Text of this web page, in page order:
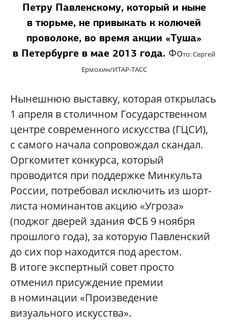
Петру Павленскому, который и ныне
в тюрьме, не привыкать к колючей
проволоке, во время акции «Туша»
в Петербурге в мае 2013 года. Фото: Сергей
Ермохин/ИТАР-ТАСС
Нынешнюю выставку, которая открылась
1 апреля в столичном Государственном
центре современного искусства (ГЦСИ),
с самого начала сопровождал скандал.
Оргкомитет конкурса, который
проводится при поддержке Минкульта
России, потребовал исключить из шорт-
листа номинантов акцию «Угроза»
(поджог дверей здания ФСБ 9 ноября
прошлого года), за которую Павленский
до сих пор находится под арестом.
В итоге экспертный совет просто
отменил присуждение премии
в номинации «Произведение
визуального искусства».